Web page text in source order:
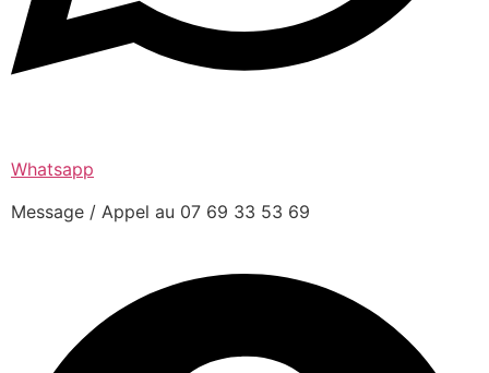
Whatsapp
Message / Appel au 07 69 33 53 69